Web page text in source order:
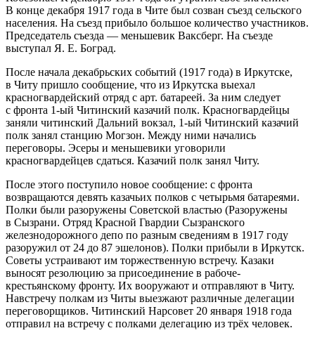
В конце декабря 1917 года в Чите был созван съезд сельского
населения. На съезд прибыло большое количество участников.
Председатель съезда — меньшевик Ваксберг. На съезде
выступал Я. Е. Боград.
После начала декабрьских событий (1917 года) в Иркутске,
в Читу пришло сообщение, что из Иркутска выехал
красногвардейский отряд с арт. батареей. За ним следует
с фронта 1-ый Читинский казачий полк. Красногвардейцы
заняли читинский Дальний вокзал, 1-ый Читинский казачий
полк занял станцию Могзон. Между ними начались
переговоры. Эсеры и меньшевики уговорили
красногвардейцев сдаться. Казачий полк занял Читу.
После этого поступило новое сообщение: с фронта
возвращаются девять казачьих полков с четырьмя батареями.
Полки были разоружены Советской властью (Разоружены
в Сызрани. Отряд Красной Гвардии Сызранского
железнодорожного депо по разным сведениям в 1917 году
разоружил от 24 до 87 эшелонов). Полки прибыли в Иркутск.
Советы устраивают им торжественную встречу. Казаки
выносят резолюцию за присоединение в рабоче-
крестьянскому фронту. Их вооружают и отправляют в Читу.
Навстречу полкам из Читы выезжают различные делегации
переговорщиков. Читинский Нарсовет 20 января 1918 года
отправил на встречу с полками делегацию из трёх человек.